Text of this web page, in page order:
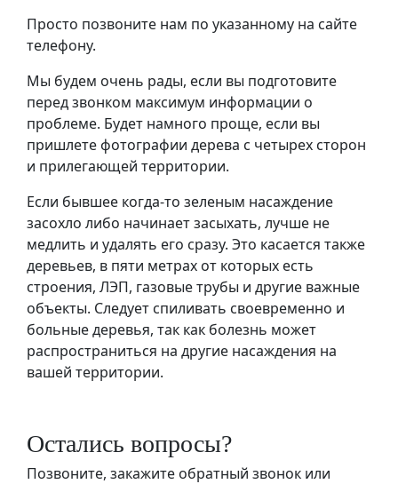
Просто позвоните нам по указанному на сайте
телефону.
Мы будем очень рады, если вы подготовите
перед звонком максимум информации о
проблеме. Будет намного проще, если вы
пришлете фотографии дерева с четырех сторон
и прилегающей территории.
Если бывшее когда-то зеленым насаждение
засохло либо начинает засыхать, лучше не
медлить и удалять его сразу. Это касается также
деревьев, в пяти метрах от которых есть
строения, ЛЭП, газовые трубы и другие важные
объекты. Следует спиливать своевременно и
больные деревья, так как болезнь может
распространиться на другие насаждения на
вашей территории.
Остались вопросы?
Позвоните, закажите обратный звонок или